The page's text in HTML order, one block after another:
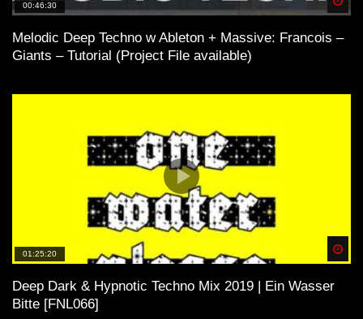
00:46:30
Melodic Deep Techno w Ableton + Massive: Francois –
Giants – Tutorial (Project File available)
01:25:20
Deep Dark & Hypnotic Techno Mix 2019 | Ein Wasser
Bitte [FNL066]